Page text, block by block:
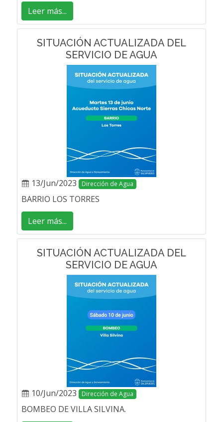
Leer más...
SITUACIÓN ACTUALIZADA DEL
SERVICIO DE AGUA
13/Jun/2023 Dirección de Agua
BARRIO LOS TORRES
Leer más...
SITUACIÓN ACTUALIZADA DEL
SERVICIO DE AGUA
10/Jun/2023 Dirección de Agua
BOMBEO DE VILLA SILVINA.